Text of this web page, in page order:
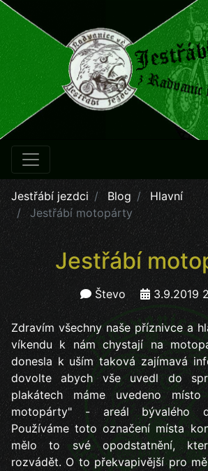
Jestřábí jezdci Blog
Hlavní
Jestřábí motopárty
Jestřábí
Števo 3.9.2019
Zdravím všechny naše příznivce a
víkendu k nám chystají na
donesla k uším taková zajímavá
dovolte abych vše uvedl do
plakátech máme uvedeno místo
motopárty" - areál bývalého
Používáme toto označení místa
mělo to své opodstatnění,
rozvádět. O to překvapivější pro